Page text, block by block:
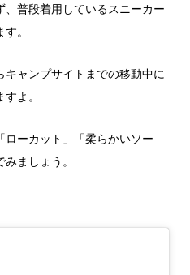
、普段着用しているスニーカー
。
ャンプサイトまでの移動中に
よ。
ーカット」「柔らかいソー
ましょう。